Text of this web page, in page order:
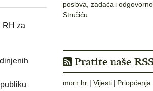
RH za
poslova, zadaća i
Stručiću
Pratite naše
morh.hr | Vijesti | Priopćenja